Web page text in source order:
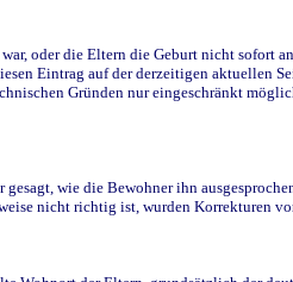
oder die Eltern die Geburt nicht sofort
Eintrag auf der derzeitigen aktuellen
Gründen nur eingeschränkt
wie die Bewohner ihn
nicht richtig ist, wurden Korrekturen